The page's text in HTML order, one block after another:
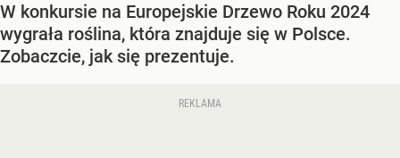
W konkursie na Europejskie Drzewo Roku 2024
wygrała roślina, która znajduje się w Polsce.
Zobaczcie, jak się prezentuje.